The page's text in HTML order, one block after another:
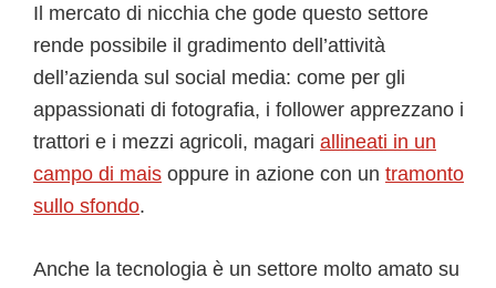
Il mercato di nicchia che gode questo settore
rende possibile il gradimento dell’attività
dell’azienda sul social media: come per gli
appassionati di fotografia, i follower apprezzano i
trattori e i mezzi agricoli, magari allineati in un
campo di mais oppure in azione con un tramonto
sullo sfondo.
Anche la tecnologia è un settore molto amato su